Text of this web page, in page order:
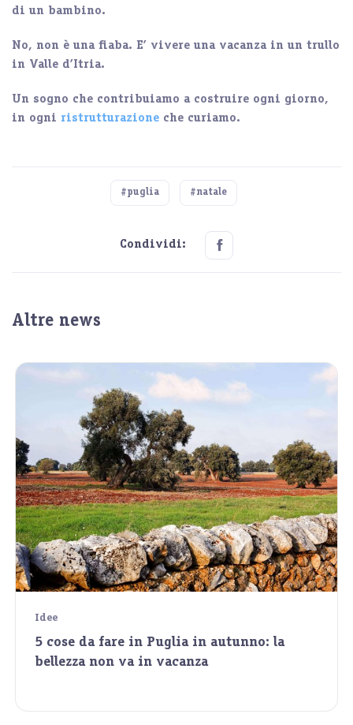
di un bambino.
No, non è una fiaba. E’ vivere una vacanza in un trullo
in Valle d’Itria.
Un sogno che contribuiamo a costruire ogni giorno,
in ogni ristrutturazione che curiamo.
#puglia #natale
Condividi:
Altre news
Idee
5 cose da fare in Puglia in autunno: la
bellezza non va in vacanza